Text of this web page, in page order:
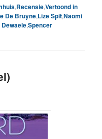
,Recensie,Vertoond in
De Bruyne,Lize Spit,Naomi
,Spencer